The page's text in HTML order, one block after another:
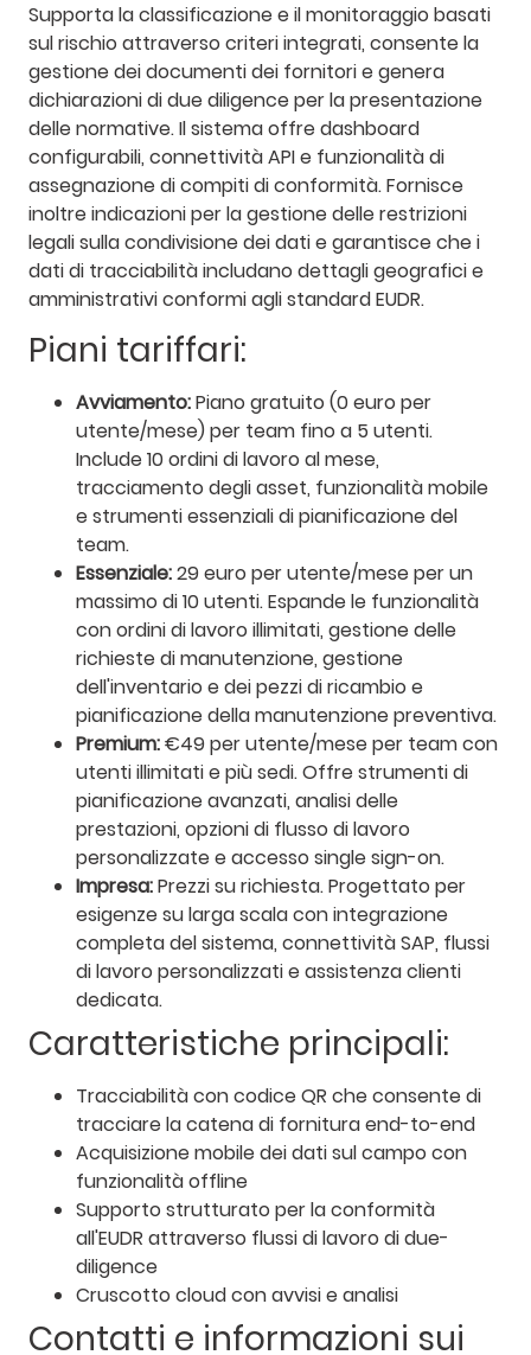
Supporta la classificazione e il monitoraggio basati
sul rischio attraverso criteri integrati, consente la
gestione dei documenti dei fornitori e genera
dichiarazioni di due diligence per la presentazione
delle normative. Il sistema offre dashboard
configurabili, connettività API e funzionalità di
assegnazione di compiti di conformità. Fornisce
inoltre indicazioni per la gestione delle restrizioni
legali sulla condivisione dei dati e garantisce che i
dati di tracciabilità includano dettagli geografici e
amministrativi conformi agli standard EUDR.
Piani tariffari:
Avviamento:Piano gratuito (0 euro per
utente/mese) per team fino a 5 utenti.
Include 10 ordini di lavoro al mese,
tracciamento degli asset, funzionalità mobile
e strumenti essenziali di pianificazione del
team.
Essenziale:29 euro per utente/mese per un
massimo di 10 utenti. Espande le funzionalità
con ordini di lavoro illimitati, gestione delle
richieste di manutenzione, gestione
dell'inventario e dei pezzi di ricambio e
pianificazione della manutenzione preventiva.
Premium:€49 per utente/mese per team con
utenti illimitati e più sedi. Offre strumenti di
pianificazione avanzati, analisi delle
prestazioni, opzioni di flusso di lavoro
personalizzate e accesso single sign-on.
Impresa:Prezzi su richiesta. Progettato per
esigenze su larga scala con integrazione
completa del sistema, connettività SAP, flussi
di lavoro personalizzati e assistenza clienti
dedicata.
Caratteristiche principali:
Tracciabilità con codice QR che consente di
tracciare la catena di fornitura end-to-end
Acquisizione mobile dei dati sul campo con
funzionalità offline
Supporto strutturato per la conformità
all'EUDR attraverso flussi di lavoro di due-
diligence
Cruscotto cloud con avvisi e analisi
Contatti e informazioni sui